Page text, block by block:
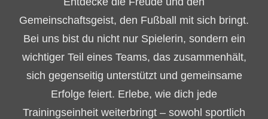
Gemeinschaftsgeist, den Fußball mit sich bringt.
Bei uns bist du nicht nur Spielerin, sondern ein
wichtiger Teil eines Teams, das zusammenhält,
sich gegenseitig unterstützt und gemeinsame
Erfolge feiert. Erlebe, wie dich jede
Trainingseinheit weiterbringt – sowohl sportlich